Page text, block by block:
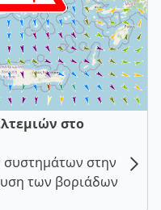
στο
συστημάτων στην
των βοριάδων